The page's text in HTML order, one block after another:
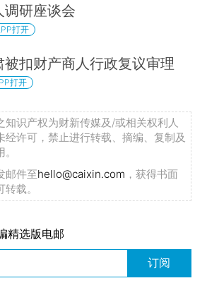
调研座谈会
打开
被扣财产商人行政复议审理
打开
知识产权为财新传媒及/或相关权利人
经许可，禁止进行转载、摘编、复制及
邮件至hello@caixin.com ，获得书面
载。
精选版电邮
订阅